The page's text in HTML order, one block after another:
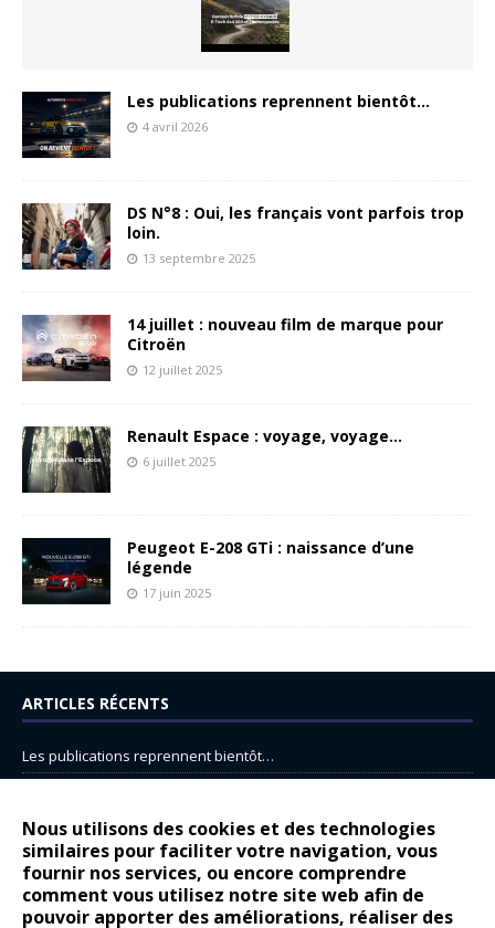
Nous utilisons des cookies et des technologies
similaires pour faciliter votre navigation, vous
fournir nos services, ou encore comprendre
comment vous utilisez notre site web afin de
pouvoir apporter des améliorations, réaliser des
Les publications reprennent bientôt…
4 avril 2026
DS N°8 : Oui, les français vont parfois trop
loin.
13 septembre 2025
14 juillet : nouveau film de marque pour
Citroën
12 juillet 2025
Renault Espace : voyage, voyage…
6 juillet 2025
Peugeot E-208 GTi : naissance d’une
légende
17 juin 2025
ARTICLES RÉCENTS
Les publications reprennent bientôt…
14 juillet : nouveau film de marque pour Citroën
Renault Espace : voyage, voyage…
Peugeot E-208 GTi : naissance d’une légende